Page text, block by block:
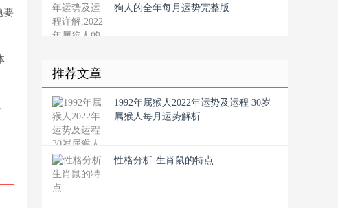
要
狗人的全年每月运势完整版
推荐文章
1992年属猴人2022年运势及运程 30岁
属猴人每月运势解析
性格分析-生肖鼠的特点